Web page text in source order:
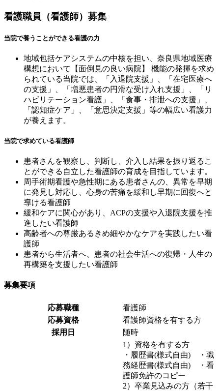
看護職員（看護師）募集
当院で養うことができる看護の力
地域包括ケアシステムの中核を担い、奈良県地域医療
構想において【面倒見の良い病院】 機能の発揮を求め
られている当院では、「入退院支援」、「在宅医療へ
の支援」、「増悪患者の円滑な受け入れ支援」、「リ
ハビリテーション看護」、「食事・排泄への支援」、
「認知症ケア」、「意思決定支援」等の幅広い看護力
が養えます。
当院で求めている看護師
患者さんを観察し、判断し、介入し結果を振り返るこ
とができる自立した看護師の育成を目指しています。
周手術期看護や急性期にある患者さんの、異常を早期
に発見し対応し、心身の苦痛を緩和し早期に回復へと
導ける看護師
緩和ケアに関心があり、ACPの支援や入退院支援を推
進したい看護師
高齢者への尊厳あるきめ細やかなケアを実践したい看
護師
患者から生活者へ、患者の社会生活への復帰・人生の
再構築を支援したい看護師
募集要項
応募職種
看護師
応募資格
看護師資格を有する方
採用日
随時
1）資格を有する方
・履歴書(様式自由) ・職
務経歴書(様式自由) ・看
護師免許のコピー
2）卒業見込みの方（若干